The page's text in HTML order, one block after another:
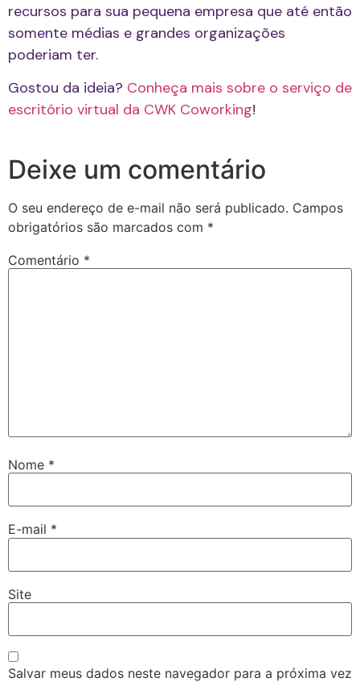
recursos para sua pequena empresa que até então
somente médias e grandes organizações
poderiam ter.
Gostou da ideia? Conheça mais sobre o serviço de
escritório virtual da CWK Coworking!
Deixe um comentário
O seu endereço de e-mail não será publicado. Campos
obrigatórios são marcados com *
Comentário *
Nome *
E-mail *
Site
Salvar meus dados neste navegador para a próxima vez